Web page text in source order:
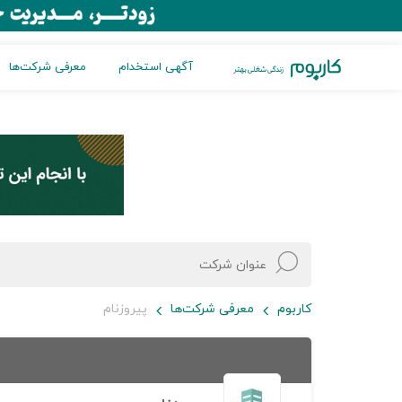
آگهی استخدام معرفی شرکت‌ها
کاربوم معرفی شرکت‌ها پیروزنام